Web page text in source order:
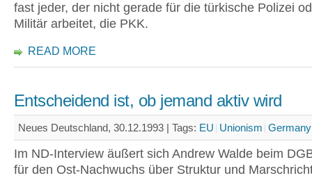
fast jeder, der nicht gerade für die türkische Polizei
Militär arbeitet, die PKK.
READ MORE
Entscheidend ist, ob jemand aktiv wird
Neues Deutschland, 30.12.1993 | Tags: EU Unionism Germany
Im ND-Interview äußert sich Andrew Walde beim
für den Ost-Nachwuchs über Struktur und